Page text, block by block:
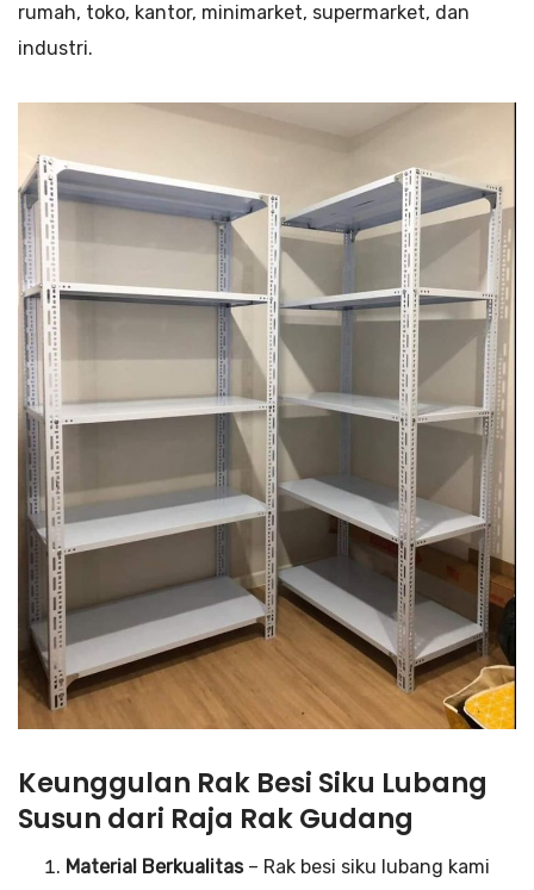
rumah, toko, kantor, minimarket, supermarket, dan
industri.
Keunggulan Rak Besi Siku Lubang
Susun dari Raja Rak Gudang
Material Berkualitas– Rak besi siku lubang kami